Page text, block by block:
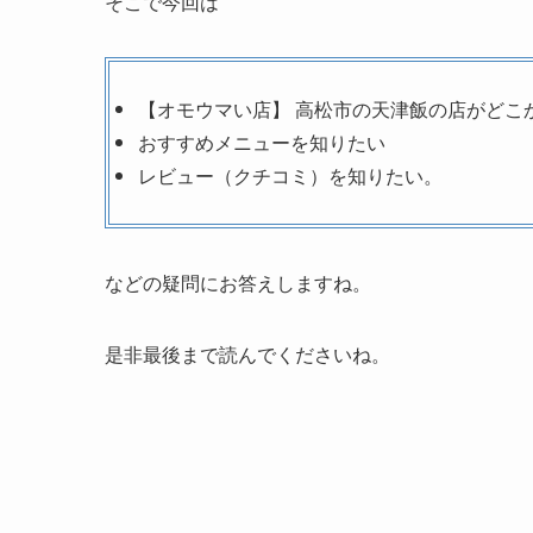
【オモウマい店】 高松市の天津飯の店がどこ
おすすめメニューを知りたい
レビュー（クチコミ）を知りたい。
などの疑問にお答えしますね。
是非最後まで読んでくださいね。